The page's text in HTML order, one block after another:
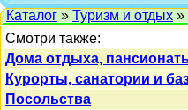
Каталог » Туризм и отдых »
Смотри также:
Дома отдыха,
Курорты, санатории и
Посольства